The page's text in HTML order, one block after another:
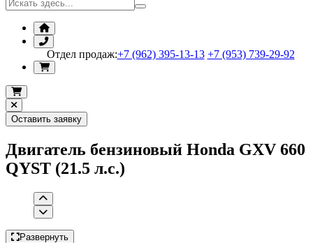
Отдел продаж:+7 (962) 395-13-13 +7 (953) 739-29-92
Оставить заявку
Двигатель бензиновый Honda GXV 660
QYST (21.5 л.с.)
Развернуть